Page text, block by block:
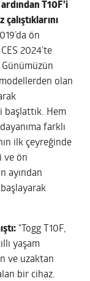
T10F’i
ön
2024’te
Günümüzün
olan
başlattık. Hem
farklı
ilk çeyreğinde
ve ön
ayından
başlayarak
“Togg T10F,
yaşam
ve uzaktan
bir cihaz.